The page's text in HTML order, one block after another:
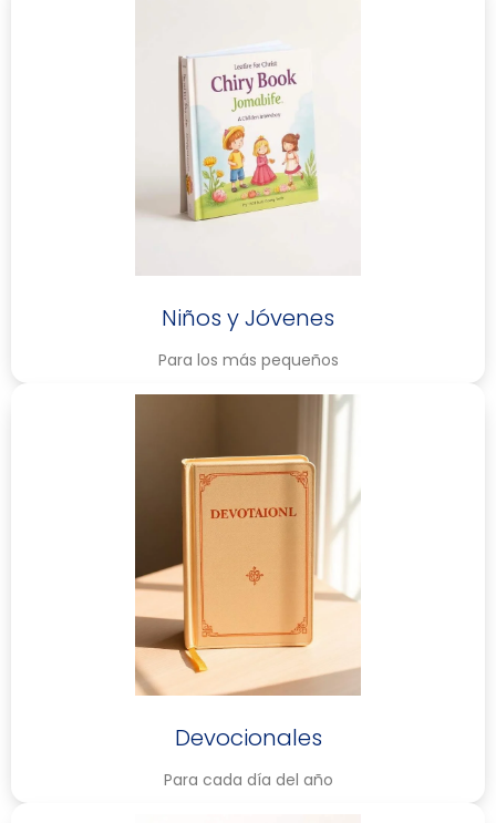
Niños y Jóvenes
Para los más pequeños
Devocionales
Para cada día del año